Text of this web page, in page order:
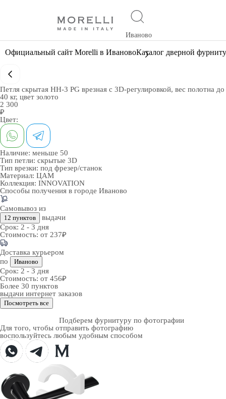
Иваново
Официальный сайт Morelli в ИвановоКаталог дверной
Петля скрытая HH-3 PG врезная с 3D-регулировкой, вес полотна до
40 кг, цвет золото
2 300
₽
Цвет:
Наличие: меньше 50
Тип петли: скрытые 3D
Тип врезки: под фрезер/станок
Материал: ЦАМ
Коллекция: INNOVATION
Способы получения в городе Иваново
Самовывоз из
12 пунктов
выдачи
Срок: 2 - 3 дня
Стоимость: от 237₽
Доставка курьером
по
Иваново
Срок: 2 - 3 дня
Стоимость: от 456₽
Более 30 пунктов
выдачи интернет заказов
Посмотреть все
Подберем фурнитуру по фотографии
Для того, чтобы отправить фотографию
воспользуйтесь любым удобным способом